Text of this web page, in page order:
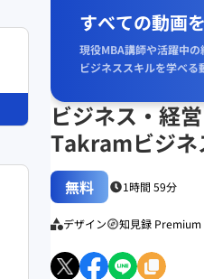
すべての動画
現役MBA講師や活躍中の
ビジネススキルを学べる
ビジネス・経
Takramビジネ
無料 1時間 59分
デザイン 知見録 Premium